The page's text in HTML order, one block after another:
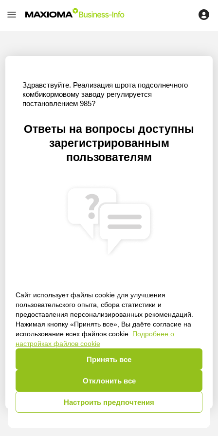
Сайт использует файлы cookie для улучшения
пользовательского опыта, сбора статистики и
предоставления персонализированных рекомендаций.
Нажимая кнопку «Принять все», Вы даёте согласие на
использование всех файлов cookie. Подробнее о
настройках файлов cookie
Принять все
Отклонить все
Настроить предпочтения
Здравствуйте. Реализация шрота подсолнечного
комбикормовому заводу регулируется
постановлением 985?
Ответы на вопросы доступны
зарегистрированным
пользователям
Получить доступ
Войти